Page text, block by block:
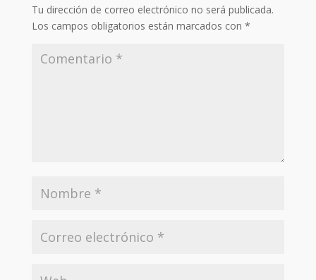
Tu dirección de correo electrónico no será publicada.
Los campos obligatorios están marcados con *